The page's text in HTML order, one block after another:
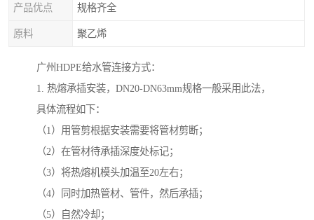
产品优点 规格齐全
原料 聚乙烯
广州HDPE给水管连接方式：
1. 热熔承插安装，DN20-DN63mm规格一般采用此法，
具体流程如下：
（1）用管剪根据安装需要将管材剪断；
（2）在管材待承插深度处标记；
（3）将热熔机模头加温至20左右；
（4）同时加热管材、管件，然后承插；
（5）自然冷却；